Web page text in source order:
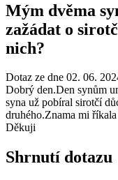
Mým dvěma
zažádat o
nich?
Dotaz ze dne 02. 06.
Dobrý den.Den synům
syna už pobíral sirotčí
druhého.Znama mi
Děkuji
Shrnutí dotazu